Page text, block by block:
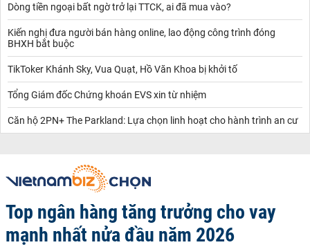
Dòng tiền ngoại bất ngờ trở lại TTCK, ai đã mua vào?
Kiến nghị đưa người bán hàng online, lao động công trình đóng
BHXH bắt buộc
TikToker Khánh Sky, Vua Quạt, Hồ Văn Khoa bị khởi tố
Tổng Giám đốc Chứng khoán EVS xin từ nhiệm
Căn hộ 2PN+ The Parkland: Lựa chọn linh hoạt cho hành trình an cư
Top ngân hàng tăng trưởng cho vay
mạnh nhất nửa đầu năm 2026